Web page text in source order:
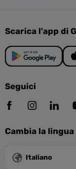
Scarica l'app di
Seguici
Cambia la lingua
Italiano